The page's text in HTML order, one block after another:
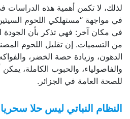
لذلك، لا تكمن أهمية هذه الدراسات
في مواجهة “مستهلكي اللحوم
في مكان آخر: فهي تذكر بأن الجودة
من التسميات. إن تقليل اللحوم
الدهون، وزيادة حصة الخضر،
والفاصولياء، والحبوب الكاملة،
للصحة العامة في الجزائر.
النظام النباتي ليس حلا سحريا